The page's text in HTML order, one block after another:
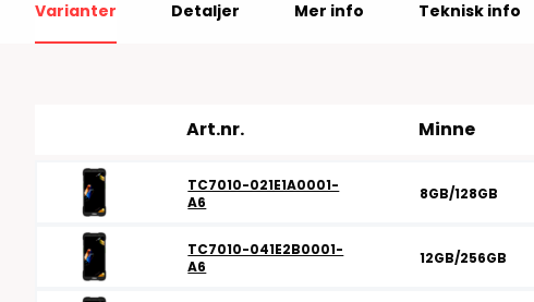
RFID antenner
Varianter Detaljer Mer info Teknisk info
Art.nr. Minne
TC7010-021E1A0001-
A6
8GB/128GB
TC7010-041E2B0001-
A6
12GB/256GB